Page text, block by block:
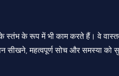
के स्तंभ के रूप में भी काम करते हैं। वे
महत्वपूर्ण सोच और समस्या को